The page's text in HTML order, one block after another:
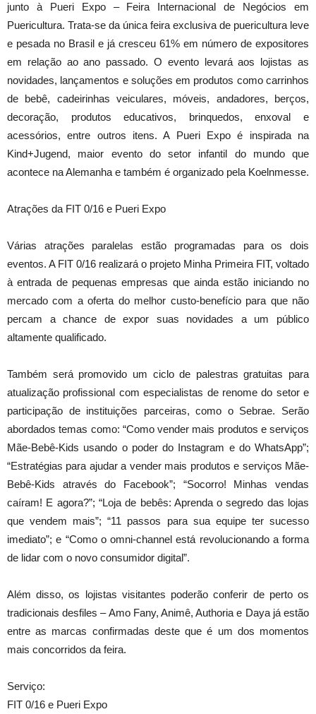
junto à Pueri Expo – Feira Internacional de Negócios em
Puericultura. Trata-se da única feira exclusiva de puericultura leve
e pesada no Brasil e já cresceu 61% em número de expositores
em relação ao ano passado. O evento levará aos lojistas as
novidades, lançamentos e soluções em produtos como carrinhos
de bebê, cadeirinhas veiculares, móveis, andadores, berços,
decoração, produtos educativos, brinquedos, enxoval e
acessórios, entre outros itens. A Pueri Expo é inspirada na
Kind+Jugend, maior evento do setor infantil do mundo que
acontece na Alemanha e também é organizado pela Koelnmesse.
Atrações da FIT 0/16 e Pueri Expo
Várias atrações paralelas estão programadas para os dois
eventos. A FIT 0/16 realizará o projeto Minha Primeira FIT, voltado
à entrada de pequenas empresas que ainda estão iniciando no
mercado com a oferta do melhor custo-benefício para que não
percam a chance de expor suas novidades a um público
altamente qualificado.
Também será promovido um ciclo de palestras gratuitas para
atualização profissional com especialistas de renome do setor e
participação de instituições parceiras, como o Sebrae. Serão
abordados temas como: “Como vender mais produtos e serviços
Mãe-Bebê-Kids usando o poder do Instagram e do WhatsApp”;
“Estratégias para ajudar a vender mais produtos e serviços Mãe-
Bebê-Kids através do Facebook”; “Socorro! Minhas vendas
caíram! E agora?”; “Loja de bebês: Aprenda o segredo das lojas
que vendem mais”; “11 passos para sua equipe ter sucesso
imediato”; e “Como o omni-channel está revolucionando a forma
de lidar com o novo consumidor digital”.
Além disso, os lojistas visitantes poderão conferir de perto os
tradicionais desfiles – Amo Fany, Animê, Authoria e Daya já estão
entre as marcas confirmadas deste que é um dos momentos
mais concorridos da feira.
Serviço:
FIT 0/16 e Pueri Expo